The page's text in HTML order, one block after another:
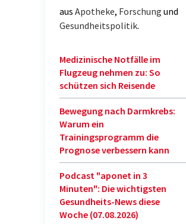
aus Apotheke, Forschung und
Gesundheitspolitik.
Medizinische Notfälle im
Flugzeug nehmen zu: So
schützen sich Reisende
Bewegung nach Darmkrebs:
Warum ein
Trainingsprogramm die
Prognose verbessern kann
Podcast "aponet in 3
Minuten": Die wichtigsten
Gesundheits-News diese
Woche (07.08.2026)